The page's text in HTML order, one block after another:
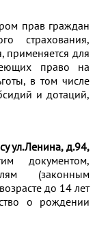
прав граждан
страхования,
применяется для
право на
в том числе
и дотаций,
ул.Ленина, д.94,
документом,
(законным
до 14 лет
о рождении